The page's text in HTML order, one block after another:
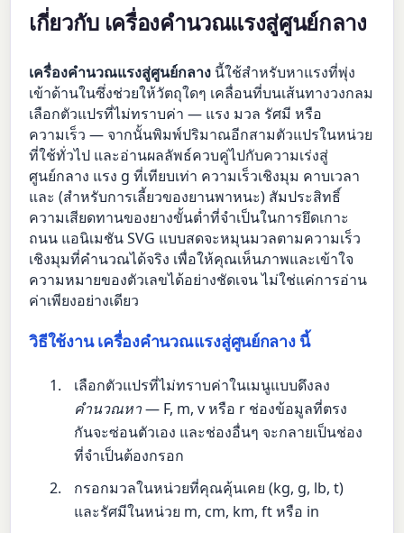
เกี่ยวกับ เครื่องคำนวณแรงสู่ศูนย์กลาง
เครื่องคำนวณแรงสู่ศูนย์กลาง นี้ใช้สำหรับหาแรงที่พุ่ง
เข้าด้านในซึ่งช่วยให้วัตถุใดๆ เคลื่อนที่บนเส้นทางวงกลม
เลือกตัวแปรที่ไม่ทราบค่า — แรง มวล รัศมี หรือ
ความเร็ว — จากนั้นพิมพ์ปริมาณอีกสามตัวแปรในหน่วย
ที่ใช้ทั่วไป และอ่านผลลัพธ์ควบคู่ไปกับความเร่งสู่
ศูนย์กลาง แรง g ที่เทียบเท่า ความเร็วเชิงมุม คาบเวลา
และ (สำหรับการเลี้ยวของยานพาหนะ) สัมประสิทธิ์
ความเสียดทานของยางขั้นต่ำที่จำเป็นในการยึดเกาะ
ถนน แอนิเมชัน SVG แบบสดจะหมุนมวลตามความเร็ว
เชิงมุมที่คำนวณได้จริง เพื่อให้คุณเห็นภาพและเข้าใจ
ความหมายของตัวเลขได้อย่างชัดเจน ไม่ใช่แค่การอ่าน
ค่าเพียงอย่างเดียว
วิธีใช้งาน เครื่องคำนวณแรงสู่ศูนย์กลาง นี้
เลือกตัวแปรที่ไม่ทราบค่าในเมนูแบบดึงลง
คำนวณหา— F, m, v หรือ r ช่องข้อมูลที่ตรง
กันจะซ่อนตัวเอง และช่องอื่นๆ จะกลายเป็นช่อง
ที่จำเป็นต้องกรอก
กรอกมวลในหน่วยที่คุณคุ้นเคย (kg, g, lb, t)
และรัศมีในหน่วย m, cm, km, ft หรือ in